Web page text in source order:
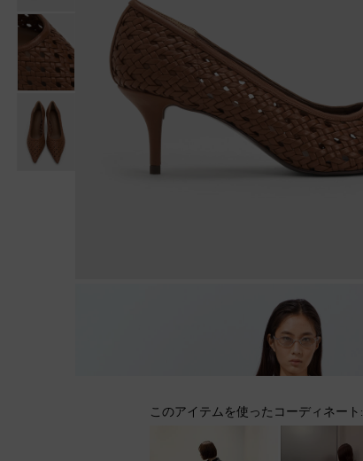
このアイテムを使ったコーディネート: